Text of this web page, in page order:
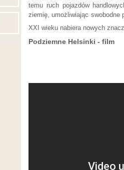
temu ruch pojazdów
ziemię, umożliwiając
XXI wieku nabiera nowych
Podziemne Helsinki - film